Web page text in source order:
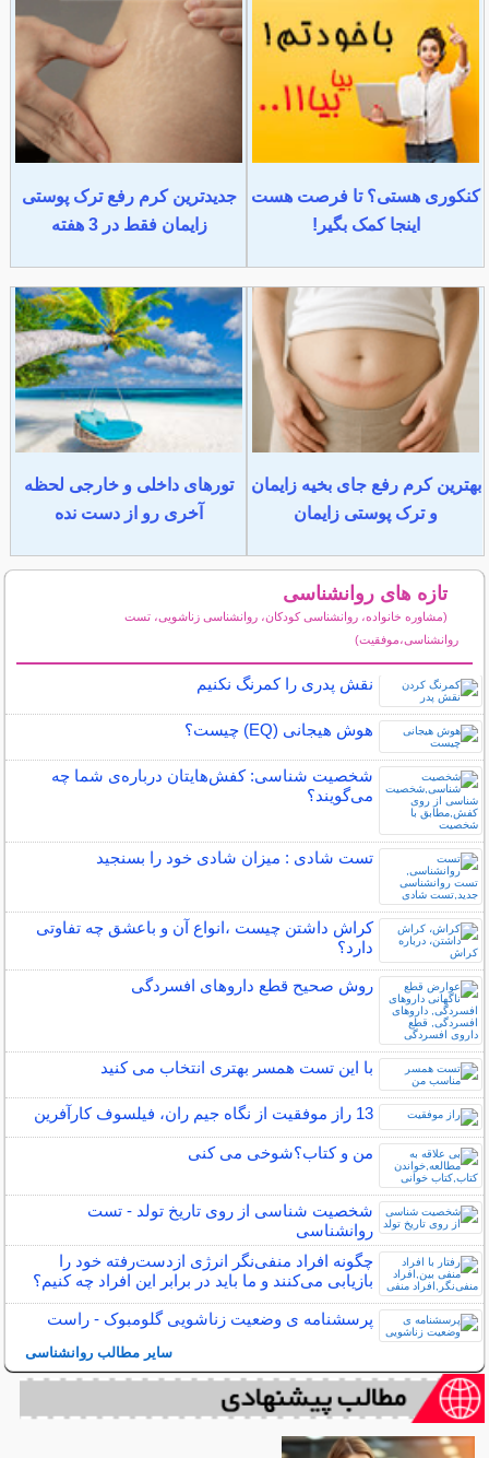
کنکوری هستی؟ تا فرصت هست
اینجا کمک بگیر!
جدیدترین کرم رفع ترک پوستی
زایمان فقط در 3 هفته
بهترین کرم رفع جای بخیه زایمان
و ترک پوستی زایمان
تورهای داخلی و خارجی لحظه
آخری رو از دست نده
تازه های روانشناسی
(مشاوره خانواده، روانشناسی کودکان، روانشناسی زناشویی، تست
روانشناسی،موفقیت)
نقش پدری را کمرنگ نکنیم
هوش هیجانی (EQ) چیست؟
شخصیت شناسی: کفش‌هایتان درباره‌ی شما چه
می‌گویند؟
تست شادی : میزان شادی خود را بسنجید
کراش داشتن چیست ،انواع آن و باعشق چه تفاوتی
دارد؟
روش صحیح قطع داروهای افسردگی
با این تست همسر بهتری انتخاب می کنید
13 راز موفقیت از نگاه جیم ران، فیلسوف کارآفرین
من و کتاب؟شوخی می کنی
شخصیت شناسی از روی تاریخ تولد - تست
روانشناسی
چگونه افراد منفی‌نگر انرژی ازدست‌رفته خود را
بازیابی می‌کنند و ما باید در برابر این افراد چه کنیم؟
پرسشنامه ی وضعیت زناشویی گلومبوک - راست
سایر مطالب روانشناسی